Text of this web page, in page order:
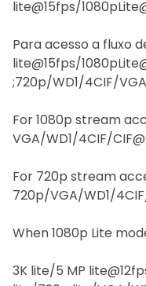
lite@15fps/
Para acesso a fluxo
lite@15fps/
;720p/WD1/4CIF/
For 1080p stream
VGA/WD1/4CIF/
For 720p stream
720p/VGA/WD1/
When 1080p Lite
3K lite/5 MP